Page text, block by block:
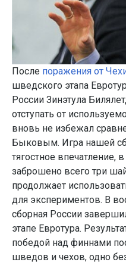
После поражения от
шведского этапа
России Зинэтула
отступать от
вновь не избежал
Быковым. Игра нашей
тягостное впечатление,
заброшено всего три
продолжает
для экспериментов. В
сборная России
этапе Евротура.
победой над финнами
шведов и чехов, одно